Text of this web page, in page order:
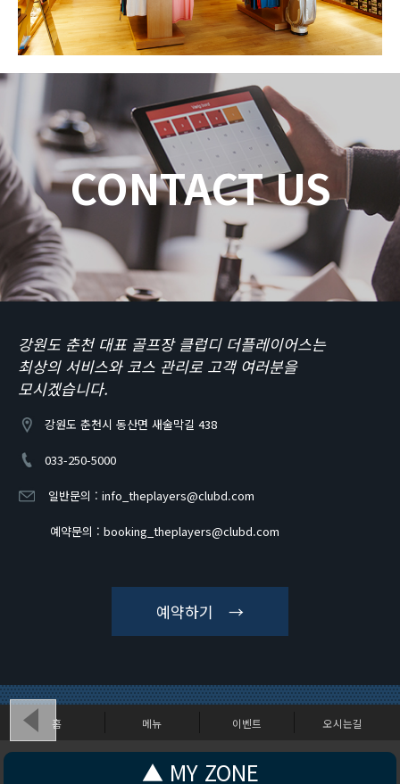
CONTACT US
강원도 춘천 대표 골프장 클럽디 더플레이어스는
최상의 서비스와 코스 관리로 고객 여러분을
모시겠습니다.
강원도 춘천시 동산면 새술막길 438
033-250-5000
일반문의 : info_theplayers@clubd.com
예약문의 : booking_theplayers@clubd.com
예약하기 →
▲ MY ZONE
홈 메뉴 이벤트 오시는길
강원도 춘천시 동산면 새술막길 438
Copyright (c) CLUBD - THEPLAYERS. All Rights Reserved.